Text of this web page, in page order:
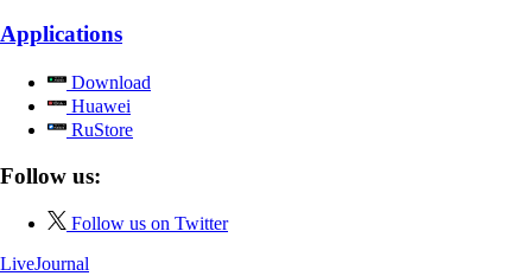
Applications
Download
Huawei
RuStore
Follow us:
Follow us on Twitter
LiveJournal